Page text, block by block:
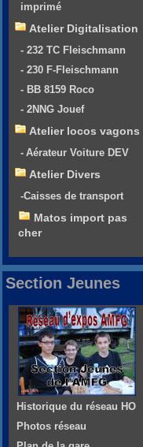
imprimé
Atelier Digitalisation
- 232 TC Fleischmann
- 230 F-Fleischmann
- BB 8159 Roco
- 2NNG Jouef
Atelier locos vagons
- Aérateur Voiture DEV
Atelier Divers
-Caisses de transport
Matos import pas
cher
Section Jeunes
Historique du réseau HO
Photos réseau